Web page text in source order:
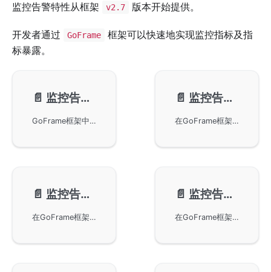
监控告警特性从框架 v2.7 版本开始提供。
开发者通过 GoFrame
框架可以快速地实现监控指标及指
标暴露。
📄️ 监控告警-基本介绍
GoFrame框架中监控告警的基础知识，重点介绍了OpenTelemetry关于监控和告警设计的相关规范和组件，涵盖了Meter Provider、Meter、Instrument等组件与数据流关系。文中还阐述了框架如何通过gmetric组件实现可观测性，采用抽象解耦设计，支持同步和异步多种指标类型，帮助开发者灵活处理和扩展监控功能。
📄️ 监控告警-基本使用
在GoFrame框架中使用gmetric组件进行监控指标的开发。通过引入otelmetric组件，可以利用OpenTelemetry实现框架的监控指标接口。文章详细描述了指标管理对象的创建、各种监控指标对象的使用及初始化方法，并通过代码示例展示了如何读取和操作指标数据。
📄️ 监控告警-同步指标
在GoFrame框架中使用同步指标，通过gmetric提供的Counter、UpDownCounter和Histogram等类型快速暴露和记录HTTP请求的相关数据。利用Prometheus协议实现指标输出，以供外部监控工具抓取和分析，达到有效的性能监控和管理。
📄️ 监控告警-异步指标
在GoFrame框架下使用异步监控指标，详细说明了ObservableCounter、ObservableUpDownCounter和ObservableGauge三种异步指标的使用方法。通过定义Callback函数管理指标数值变化，并利用Prometheus导出指标数据。